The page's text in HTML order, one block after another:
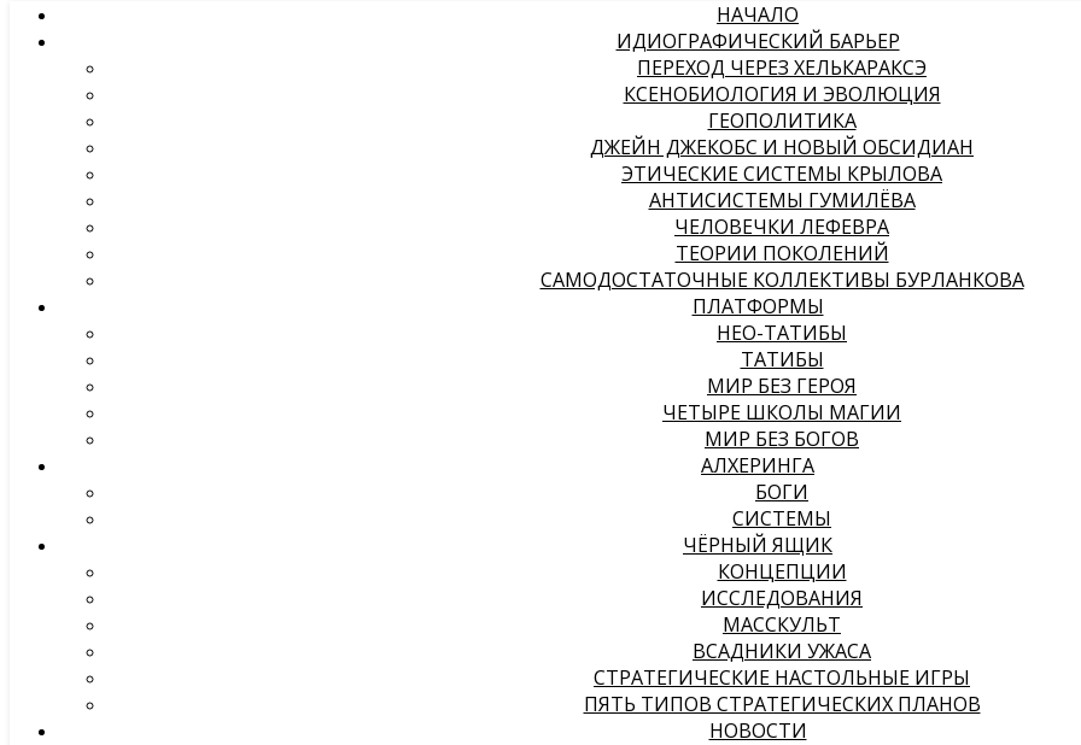
НАЧАЛО
ИДИОГРАФИЧЕСКИЙ БАРЬЕР
ПЕРЕХОД ЧЕРЕЗ ХЕЛЬКАРАКСЭ
КСЕНОБИОЛОГИЯ И ЭВОЛЮЦИЯ
ГЕОПОЛИТИКА
ДЖЕЙН ДЖЕКОБС И НОВЫЙ ОБСИДИАН
ЭТИЧЕСКИЕ СИСТЕМЫ КРЫЛОВА
АНТИСИСТЕМЫ ГУМИЛЁВА
ЧЕЛОВЕЧКИ ЛЕФЕВРА
ТЕОРИИ ПОКОЛЕНИЙ
САМОДОСТАТОЧНЫЕ КОЛЛЕКТИВЫ БУРЛАНКОВА
ПЛАТФОРМЫ
НЕО-ТАТИБЫ
ТАТИБЫ
МИР БЕЗ ГЕРОЯ
ЧЕТЫРЕ ШКОЛЫ МАГИИ
МИР БЕЗ БОГОВ
АЛХЕРИНГА
БОГИ
СИСТЕМЫ
ЧЁРНЫЙ ЯЩИК
КОНЦЕПЦИИ
ИССЛЕДОВАНИЯ
МАССКУЛЬТ
ВСАДНИКИ УЖАСА
СТРАТЕГИЧЕСКИЕ НАСТОЛЬНЫЕ ИГРЫ
ПЯТЬ ТИПОВ СТРАТЕГИЧЕСКИХ ПЛАНОВ
НОВОСТИ